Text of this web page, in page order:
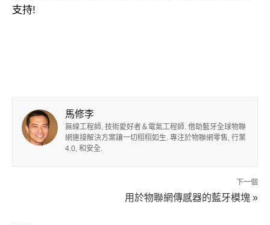
支持!
馬修李
無線工程師, 技術愛好者＆電氣工程師. 借助藍牙全球物聯
網連接解決方案讓一切栩栩如生. 專注於物聯網零售, 行業
4.0, 和安全.
下一個
用於物聯網傳感器的藍牙模塊 »